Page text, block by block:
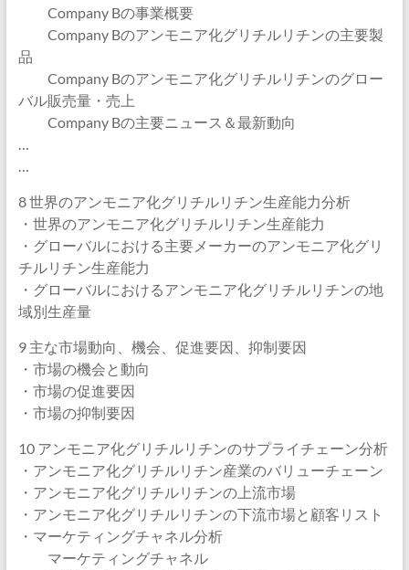
Company Bの事業概要
Company Bのアンモニア化グリチルリチンの主要製
品
Company Bのアンモニア化グリチルリチンのグロー
バル販売量・売上
Company Bの主要ニュース＆最新動向
…
…
8 世界のアンモニア化グリチルリチン生産能力分析
・世界のアンモニア化グリチルリチン生産能力
・グローバルにおける主要メーカーのアンモニア化グリ
チルリチン生産能力
・グローバルにおけるアンモニア化グリチルリチンの地
域別生産量
9 主な市場動向、機会、促進要因、抑制要因
・市場の機会と動向
・市場の促進要因
・市場の抑制要因
10 アンモニア化グリチルリチンのサプライチェーン分析
・アンモニア化グリチルリチン産業のバリューチェーン
・アンモニア化グリチルリチンの上流市場
・アンモニア化グリチルリチンの下流市場と顧客リスト
・マーケティングチャネル分析
マーケティングチャネル